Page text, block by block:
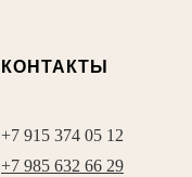
КОНТАКТЫ
+7 915 374 05 12
+7 985 632 66 29